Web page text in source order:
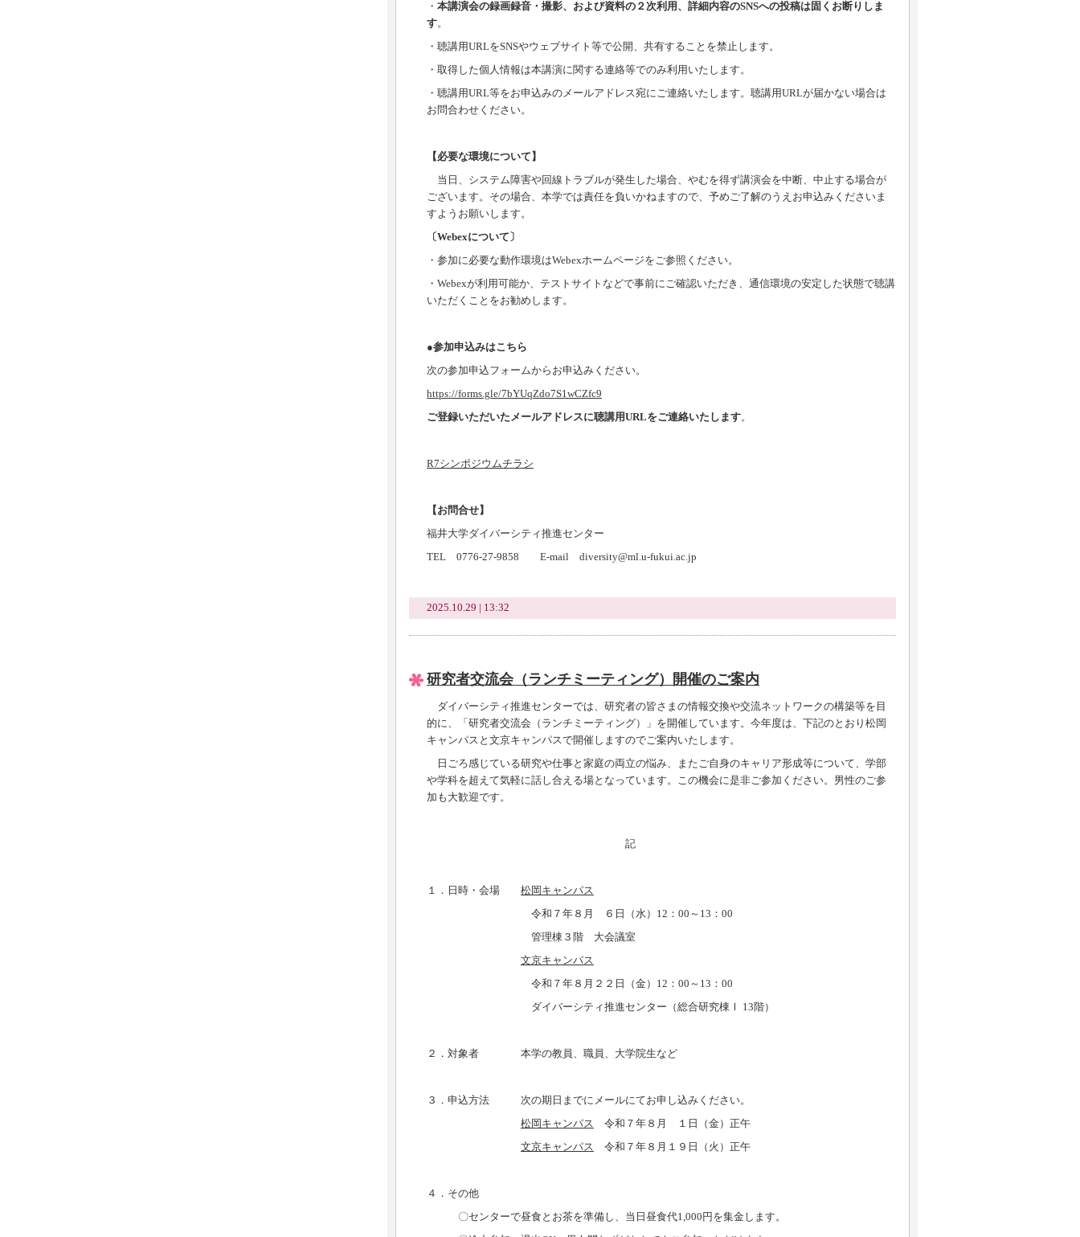
・ 本講演会の録画録音・撮影、および資料の２次利用、詳細内容のSNSへの投稿は固くお断りしま
す。
・聴講用URLをSNSやウェブサイト等で公開、共有することを禁止します。
・取得した個人情報は本講演に関する連絡等でのみ利用いたします。
・聴講用URL等をお申込みのメールアドレス宛にご連絡いたします。聴講用URLが届かない場合は
お問合わせください。
【必要な環境について】
当日、システム障害や回線トラブルが発生した場合、やむを得ず講演会を中断、中止する場合が
ございます。その場合、本学では責任を負いかねますので、予めご了解のうえお申込みくださいま
すようお願いします。
〔Webexについて〕
・参加に必要な動作環境はWebexホームページをご参照ください。
・Webexが利用可能か、テストサイトなどで事前にご確認いただき、通信環境の安定した状態で聴講
いただくことをお勧めします。
●参加申込みはこちら
次の参加申込フォームからお申込みください。
https://forms.gle/7bYUqZdo7S1wCZfc9
ご登録いただいたメールアドレスに聴講用URLをご連絡いたします。
R7シンポジウムチラシ
【お問合せ】
福井大学ダイバーシティ推進センター
TEL 0776-27-9858 E-mail diversity@ml.u-fukui.ac.jp
2025.10.29 | 13:32
研究者交流会（ランチミーティング）開催のご案内
ダイバーシティ推進センターでは、研究者の皆さまの情報交換や交流ネットワークの構築等を目
的に、「研究者交流会（ランチミーティング）」を開催しています。今年度は、下記のとおり松岡
キャンパスと文京キャンパスで開催しますのでご案内いたします。
日ごろ感じている研究や仕事と家庭の両立の悩み、またご自身のキャリア形成等について、学部
や学科を超えて気軽に話し合える場となっています。この機会に是非ご参加ください。男性のご参
加も大歓迎です。
記
１．日時・会場 松岡キャンパス
令和７年８月 ６日（水）12：00～13：00
管理棟３階 大会議室
文京キャンパス
令和７年８月２２日（金）12：00～13：00
ダイバーシティ推進センター（総合研究棟Ⅰ 13階）
２．対象者 本学の教員、職員、大学院生など
３．申込方法 次の期日までにメールにてお申し込みください。
松岡キャンパス 令和７年８月 １日（金）正午
文京キャンパス 令和７年８月１９日（火）正午
４．その他
〇センターで昼食とお茶を準備し、当日昼食代1,000円を集金します。